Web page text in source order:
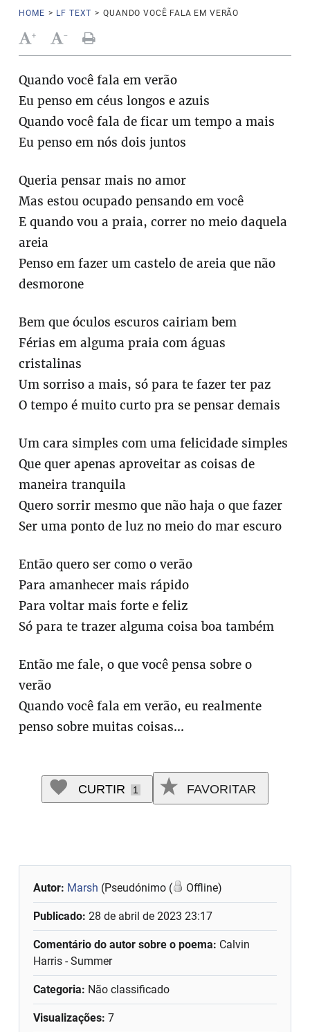
HOME > LF TEXT > QUANDO VOCÊ FALA EM VERÃO
+ -
Quando você fala em verão
Eu penso em céus longos e azuis
Quando você fala de ficar um tempo a mais
Eu penso em nós dois juntos
Queria pensar mais no amor
Mas estou ocupado pensando em você
E quando vou a praia, correr no meio daquela
areia
Penso em fazer um castelo de areia que não
desmorone
Bem que óculos escuros cairiam bem
Férias em alguma praia com águas
cristalinas
Um sorriso a mais, só para te fazer ter paz
O tempo é muito curto pra se pensar demais
Um cara simples com uma felicidade simples
Que quer apenas aproveitar as coisas de
maneira tranquila
Quero sorrir mesmo que não haja o que fazer
Ser uma ponto de luz no meio do mar escuro
Então quero ser como o verão
Para amanhecer mais rápido
Para voltar mais forte e feliz
Só para te trazer alguma coisa boa também
Então me fale, o que você pensa sobre o
verão
Quando você fala em verão, eu realmente
penso sobre muitas coisas...
CURTIR 1 FAVORITAR
Autor: Marsh (Pseudónimo ( Offline)
Publicado:28 de abril de 2023 23:17
Comentário do autor sobre o poema: Calvin
Harris - Summer
Categoria: Não classificado
Visualizações: 7